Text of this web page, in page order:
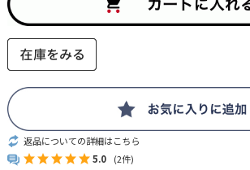
返品についての詳細はこちら
5.0
(2件)